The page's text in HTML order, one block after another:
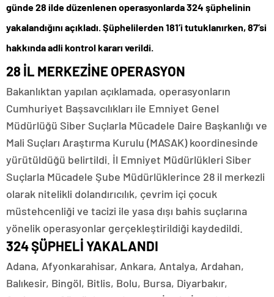
günde 28 ilde düzenlenen operasyonlarda 324 şüphelinin
yakalandığını açıkladı. Şüphelilerden 181’i tutuklanırken, 87’si
hakkında adli kontrol kararı verildi.
28 İL MERKEZİNE OPERASYON
Bakanlıktan yapılan açıklamada, operasyonların
Cumhuriyet Başsavcılıkları ile Emniyet Genel
Müdürlüğü Siber Suçlarla Mücadele Daire Başkanlığı ve
Mali Suçları Araştırma Kurulu (MASAK) koordinesinde
yürütüldüğü belirtildi. İl Emniyet Müdürlükleri Siber
Suçlarla Mücadele Şube Müdürlüklerince 28 il merkezli
olarak nitelikli dolandırıcılık, çevrim içi çocuk
müstehcenliği ve tacizi ile yasa dışı bahis suçlarına
yönelik operasyonlar gerçekleştirildiği kaydedildi.
324 ŞÜPHELİ YAKALANDI
Adana, Afyonkarahisar, Ankara, Antalya, Ardahan,
Balıkesir, Bingöl, Bitlis, Bolu, Bursa, Diyarbakır,